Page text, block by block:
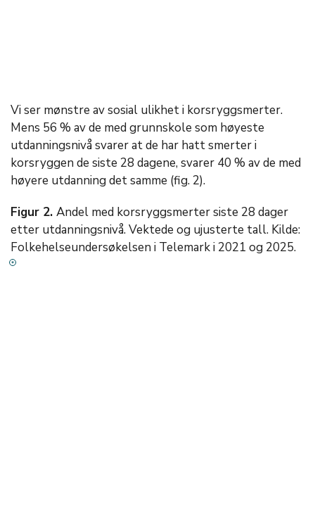
Vi ser mønstre av sosial ulikhet i korsryggsmerter.
Mens 56 % av de med grunnskole som høyeste
utdanningsnivå svarer at de har hatt smerter i
korsryggen de siste 28 dagene, svarer 40 % av de med
høyere utdanning det samme (fig. 2).
Figur 2. Andel med korsryggsmerter siste 28 dager
etter utdanningsnivå. Vektede og ujusterte tall. Kilde:
Folkehelseundersøkelsen i Telemark i 2021 og 2025.